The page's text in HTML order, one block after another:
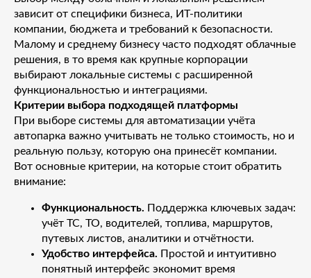
зависит от специфики бизнеса, ИТ-политики
компании, бюджета и требований к безопасности.
Малому и среднему бизнесу часто подходят облачные
решения, в то время как крупные корпорации
выбирают локальные системы с расширенной
функциональностью и интеграциями.
Критерии выбора подходящей платформы
При выборе системы для автоматизации учёта
автопарка важно учитывать не только стоимость, но и
реальную пользу, которую она принесёт компании.
Вот основные критерии, на которые стоит обратить
внимание:
Функциональность. Поддержка ключевых задач:
учёт ТС, ТО, водителей, топлива, маршрутов,
путевых листов, аналитики и отчётности.
Удобство интерфейса. Простой и интуитивно
понятный интерфейс экономит время